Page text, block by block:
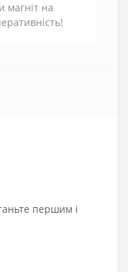
магніт на
першим і